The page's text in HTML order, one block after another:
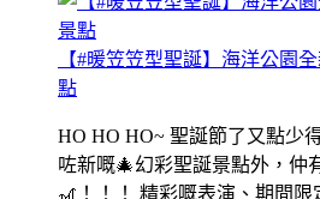
【#暖笠笠型聖誕】海洋公園
點
HO HO HO~ 聖誕節了又點少
咗新嘅🎄幻彩聖誕景點外，仲
🎢！！！ 精彩嘅表演、期間